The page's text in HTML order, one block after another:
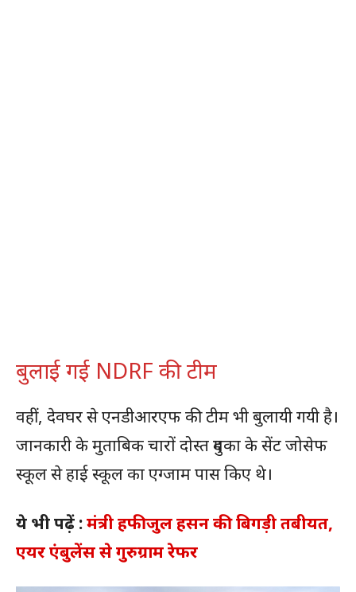
बुलाई गई NDRF की टीम
वहीं, देवघर से एनडीआरएफ की टीम भी बुलायी गयी है।
जानकारी के मुताबिक चारों दोस्त दुमका के सेंट जोसेफ
स्कूल से हाई स्कूल का एग्जाम पास किए थे।
ये भी पढ़ें :मंत्री हफीजुल हसन की बिगड़ी तबीयत,
एयर एंबुलेंस से गुरुग्राम रेफर